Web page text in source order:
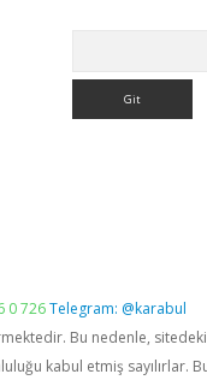
0 726Telegram: @karabul
Bu nedenle,
kabul etmiş sayılırlar.